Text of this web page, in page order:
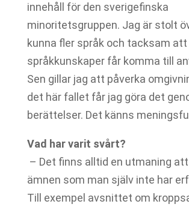
innehåll för den sverigefinska
minoritetsgruppen. Jag är stolt
kunna fler språk och tacksam att
språkkunskaper får komma till
Sen gillar jag att påverka
det här fallet får jag göra det
berättelser. Det känns
Vad har varit svårt?
– Det finns alltid en utmaning
ämnen som man själv inte har
Till exempel avsnittet om